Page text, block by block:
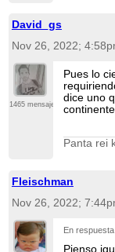
David_gs
Nov 26, 2022;
1465 mensajes
Pues lo
dice uno
Panta rei
Fleischman
Nov 26, 2022;
En
Pienso